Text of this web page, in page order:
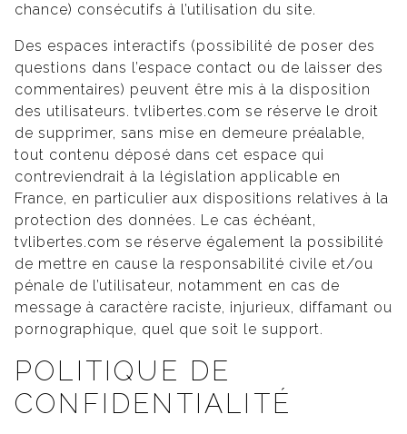
chance) consécutifs à l’utilisation du site.
Des espaces interactifs (possibilité de poser des
questions dans l’espace contact ou de laisser des
commentaires) peuvent être mis à la disposition
des utilisateurs. tvlibertes.com se réserve le droit
de supprimer, sans mise en demeure préalable,
tout contenu déposé dans cet espace qui
contreviendrait à la législation applicable en
France, en particulier aux dispositions relatives à la
protection des données. Le cas échéant,
tvlibertes.com se réserve également la possibilité
de mettre en cause la responsabilité civile et/ou
pénale de l’utilisateur, notamment en cas de
message à caractère raciste, injurieux, diffamant ou
pornographique, quel que soit le support.
POLITIQUE DE
CONFIDENTIALITÉ